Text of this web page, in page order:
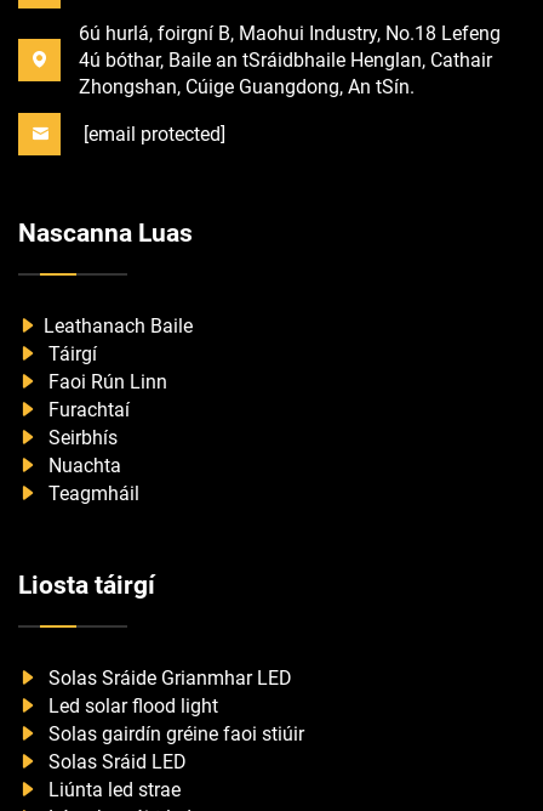
6ú hurlá, foirgní B, Maohui Industry, No.18 Lefeng
4ú bóthar, Baile an tSráidbhaile Henglan, Cathair
Zhongshan, Cúige Guangdong, An tSín.
[email protected]
Nascanna Luas
Leathanach Baile
Táirgí
Faoi Rún Linn
Furachtaí
Seirbhís
Nuachta
Teagmháil
Liosta táirgí
Solas Sráide Grianmhar LED
Led solar flood light
Solas gairdín gréine faoi stiúir
Solas Sráid LED
Liúnta led strae